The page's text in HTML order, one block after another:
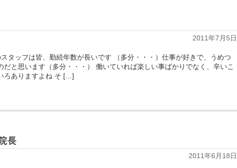
2011年7月5日
タッフは皆、勤続年数が長いです （多分・・・）仕事が好きで、うめつ
だと思います（多分・・・） 働いていれば楽しい事ばかりでなく、辛いこ
ろありますよね そ […]
長
2011年6月18日